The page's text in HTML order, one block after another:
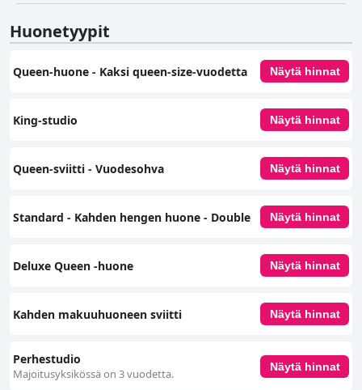
Huonetyypit
Queen-huone - Kaksi queen-size-vuodetta Näytä hinnat
King-studio Näytä hinnat
Queen-sviitti - Vuodesohva Näytä hinnat
Standard - Kahden hengen huone - Double Näytä hinnat
Deluxe Queen -huone Näytä hinnat
Kahden makuuhuoneen sviitti Näytä hinnat
Perhestudio
Majoitusyksikössä on 3 vuodetta.
Näytä hinnat